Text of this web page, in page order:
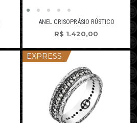
ANEL CRISOPRÁSIO RÚSTICO
R$ 1.420,00
EXPRESS